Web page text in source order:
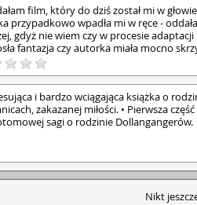
film, który do dziś został mi w
przypadkowo wpadła mi w ręce -
gdyż nie wiem czy w procesie adaptacji
fantazja czy autorka miała mocno
i bardzo wciągająca książka o
zakazanej miłości. • Pierwsza część
sagi o rodzinie Dollangangerów.
Nikt